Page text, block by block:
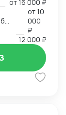
от16 000 ₽
Международные грузоперевозки по любым маршрутам и любыми видами транспорта
от10
000
₽
12 000 ₽